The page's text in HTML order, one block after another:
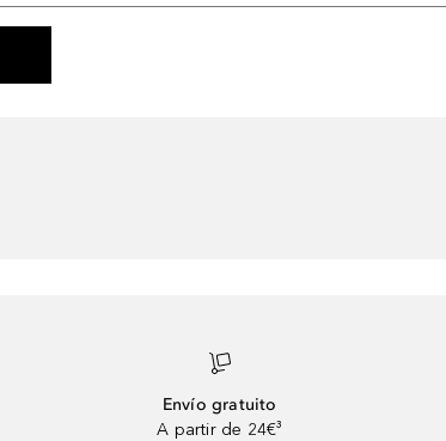
Envío gratuito
A partir de 24€³